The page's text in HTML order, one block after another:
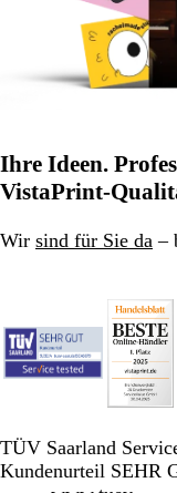
Ihre Ideen.
VistaPrint-
Wir sind für Sie da –
TÜV Saarland
Kundenurteil SEHR